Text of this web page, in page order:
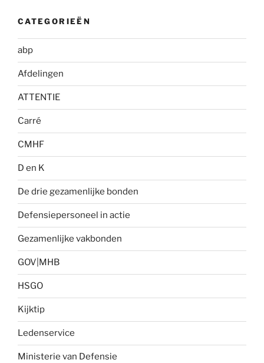
CATEGORIEËN
abp
Afdelingen
ATTENTIE
Carré
CMHF
D en K
De drie gezamenlijke bonden
Defensiepersoneel in actie
Gezamenlijke vakbonden
GOV|MHB
HSGO
Kijktip
Ledenservice
Ministerie van Defensie